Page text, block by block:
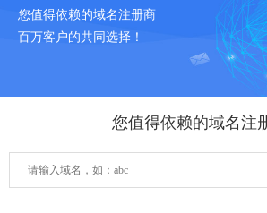
您值得依赖的域名注册商
百万客户的共同选择！
您值得依赖的域名注